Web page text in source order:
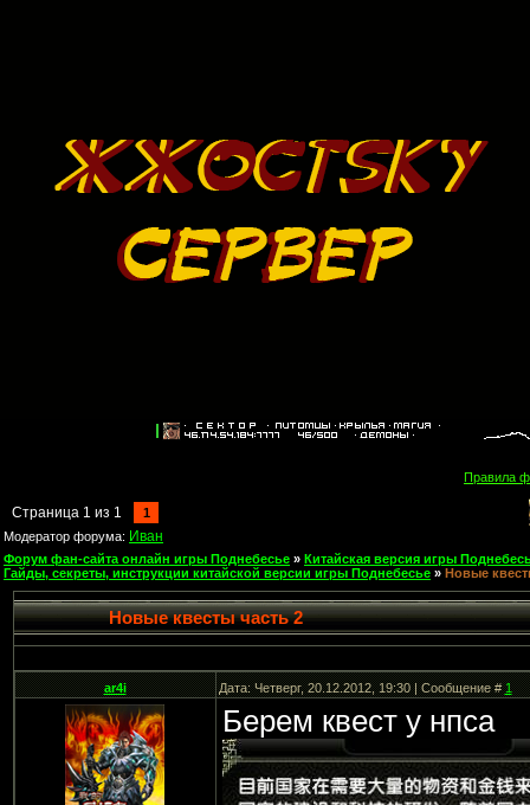
Правила
Страница 1 из 1
1
Модератор форума: Иван
Форум фан-сайта онлайн игры Поднебесье » Китайская версия игры
Гайды, секреты, инструкции китайской версии игры Поднебесье » Новые
Новые квесты часть 2
ar4i Дата: Четверг, 20.12.2012, 19:30 | Сообщение #1
Берем квест у нпса